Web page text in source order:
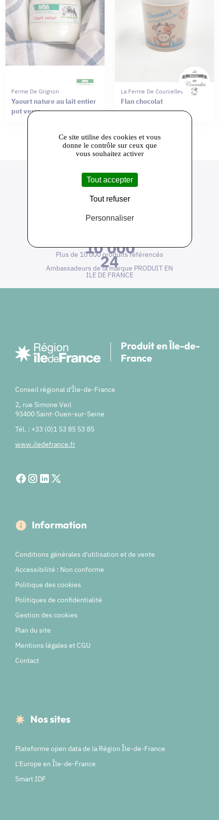
Ferme De Grignon
Yaourt nature au lait entier
pot verre
La Ferme De Courcelles
Flan chocolat
10 000
Plus de 10 000 produits référencés
24
Ambassadeurs de la marque PRODUIT EN
ILE DE FRANCE
Produit en Île-de-
France
Conseil régional d'Île-de-France
2, rue Simone Veil
93400 Saint-Ouen-sur-Seine
Tél. : +33 (0)1 53 85 53 85
www.iledefrance.fr
Information
Conditions générales d'utilisation et de vente
Accessibilité : Non conforme
Politique des cookies
Politiques de confidentialité
Gestion des cookies
Plan du site
Mentions légales et CGU
Contact
Nos sites
Plateforme open data de la Région Île-de-France
L'Europe en Île-de-France
Smart IDF
Ce site utilise des cookies et vous
donne le contrôle sur ceux que
vous souhaitez activer
Tout accepter
Tout refuser
Personnaliser